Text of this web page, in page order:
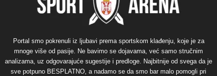
Portal smo pokrenuli iz ljubavi prema sportskom klađenju, koje je za
mnoge više od pasije. Ne bavimo se dojavama, već samo stručnim
analizama, uz odgovarajuće sugestije i predloge. Najbitnije od svega da je
sve potpuno BESPLATNO, a nadamo se da smo bar malo pomogli pri